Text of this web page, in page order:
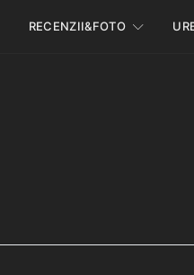
RECENZII&FOTO